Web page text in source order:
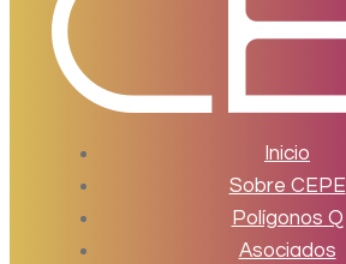
Inicio
Sobre CEPE
Polígonos Q
Asociados